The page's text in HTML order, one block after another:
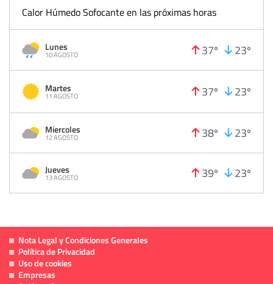
Calor Húmedo Sofocante en las próximas horas
Lunes
10 AGOSTO 37º 23º
Martes
11 AGOSTO 37º 23º
Miercoles
12 AGOSTO 38º 23º
Jueves
13 AGOSTO 39º 23º
Nota Legal y Condiciones Generales
Política de Privacidad
Uso de cookies
Empresas